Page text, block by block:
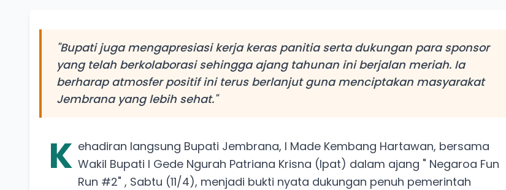
"Bupati juga mengapresiasi kerja keras panitia serta dukungan para sponsor
yang telah berkolaborasi sehingga ajang tahunan ini berjalan meriah. Ia
berharap atmosfer positif ini terus berlanjut guna menciptakan masyarakat
Jembrana yang lebih sehat."
K ehadiran langsung Bupati Jembrana, I Made Kembang Hartawan, bersama
Wakil Bupati I Gede Ngurah Patriana Krisna (Ipat) dalam ajang " Negaroa Fun
Run #2" , Sabtu (11/4), menjadi bukti nyata dukungan penuh pemerintah